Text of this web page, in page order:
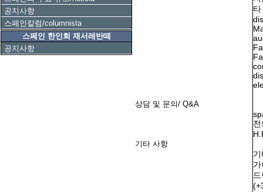
공지사항
스페인칼럼/columnista
스페인 한인회 재서레반떼
공지사항
상담 및 문의/ Q&A
기타 사항